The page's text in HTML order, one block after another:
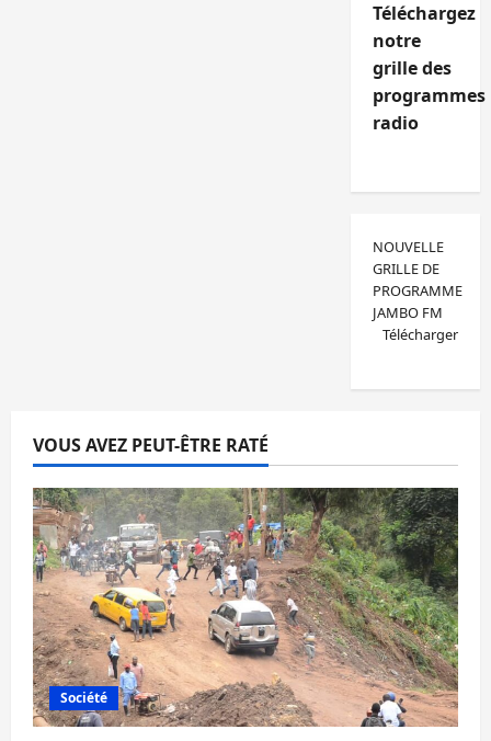
Téléchargez
notre
grille des
programmes
radio
NOUVELLE
GRILLE DE
PROGRAMME
JAMBO FM
Télécharger
VOUS AVEZ PEUT-ÊTRE RATÉ
Société